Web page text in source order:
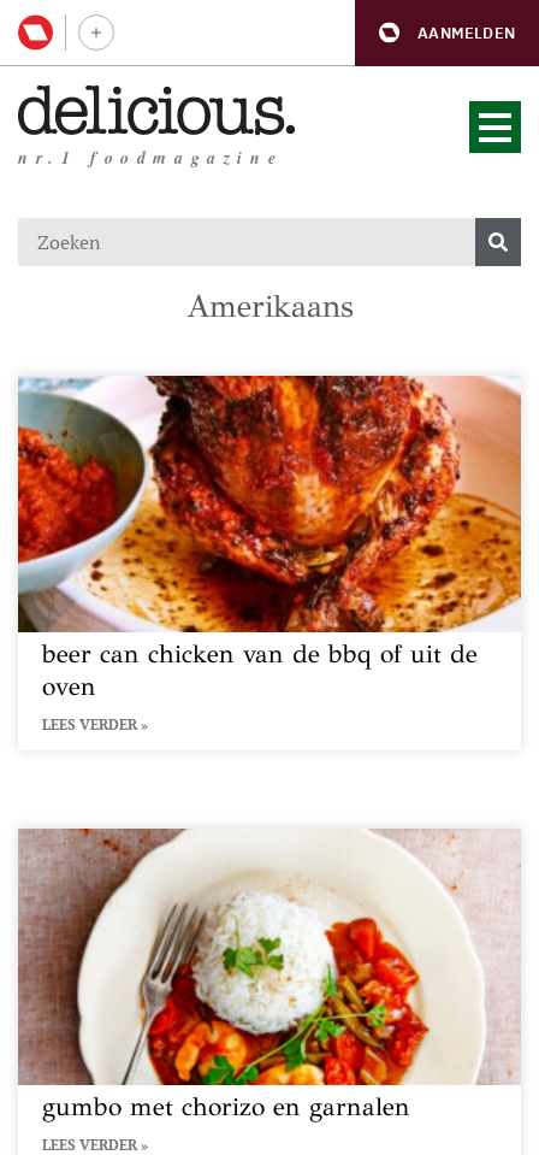
AANMELDEN
nr.1 foodmagazine
Amerikaans
beer can chicken van de bbq of uit de
oven
LEES VERDER »
gumbo met chorizo en garnalen
LEES VERDER »